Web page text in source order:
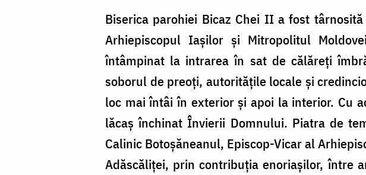
Biserica parohiei Bicaz Chei II a fost
Arhiepiscopul Iașilor și Mitropolitul
întâmpinat la intrarea în sat de călăreți
soborul de preoți, autoritățile locale și
loc mai întâi în exterior și apoi la interior. Cu
lăcaș închinat Învierii Domnului. Piatra de
Calinic Botoșăneanul, Episcop-Vicar al
Adăscăliței, prin contribuția enoriașilor, între